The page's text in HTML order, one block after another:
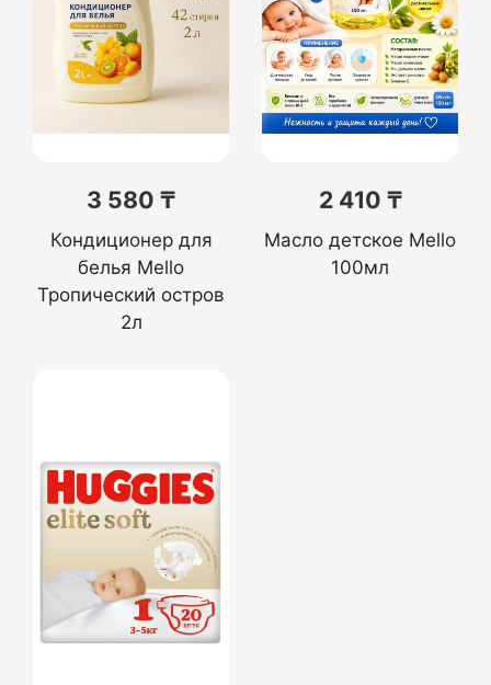
3 580 ₸
Кондиционер для
белья Mello
Тропический остров
2л
2 410 ₸
Масло детское Mello
100мл